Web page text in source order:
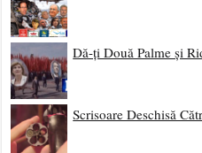
Dă-ți Două Palme și
Scrisoare Deschisă